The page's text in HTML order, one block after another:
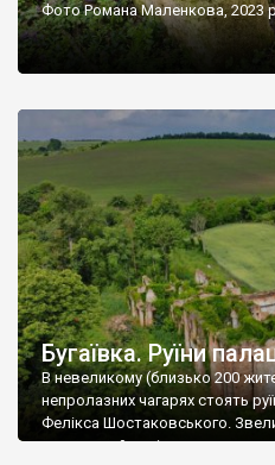
Фото Романа Маленкова, 2023
Бугаївка. Руїни
В невеликому (близько 200
непролазних чагарях стоять
Фелікса Шостаковського.
радянський період у ньому